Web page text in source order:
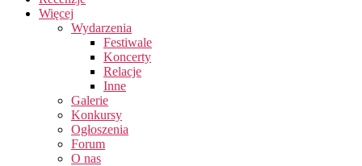
Więcej
Wydarzenia
Festiwale
Koncerty
Relacje
Inne
Galerie
Konkursy
Ogłoszenia
Forum
O nas